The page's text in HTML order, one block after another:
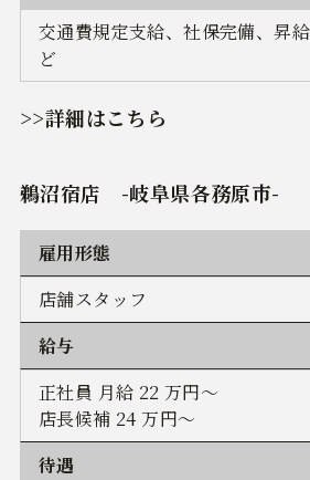
交通費規定支給、社保完備、昇
ど
>>詳細はこちら
鵜沼宿店 -岐阜県各務原市-
雇用形態
店舗スタッフ
給与
正社員 月給 22 万円～
店長候補 24 万円～
待遇